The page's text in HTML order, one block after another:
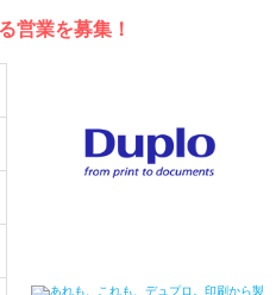
営業を募集！